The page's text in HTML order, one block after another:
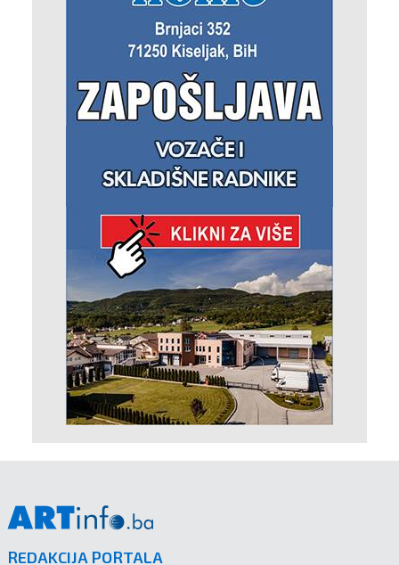
REDAKCIJA PORTALA